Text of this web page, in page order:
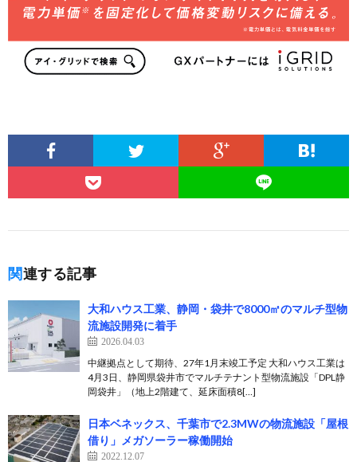
関連する記事
大和ハウス工業、静岡・袋井で8000㎡のマルチ型物
流施設開発に着手
2026.04.03
中継拠点として期待、27年1月末竣工予定 大和ハウス工業は
4月3日、静岡県袋井市でマルチテナント型物流施設「DPL静
岡袋井」（地上2階建て、延床面積8[…]
日本ベネックス、千葉市で2.3MWの物流施設「屋根
借り」メガソーラー稼働開始
2022.12.07